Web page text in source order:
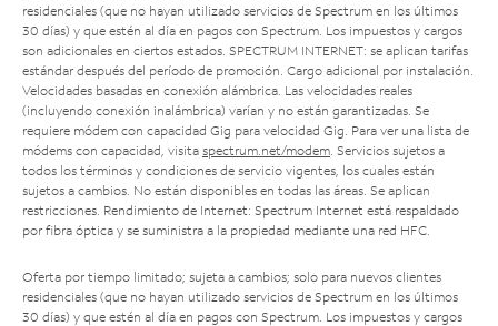
residenciales (que no hayan utilizado servicios de Spectrum en los últimos
30 días) y que estén al día en pagos con Spectrum. Los impuestos y cargos
son adicionales en ciertos estados. SPECTRUM INTERNET: se aplican tarifas
estándar después del período de promoción. Cargo adicional por instalación.
Velocidades basadas en conexión alámbrica. Las velocidades reales
(incluyendo conexión inalámbrica) varían y no están garantizadas. Se
requiere módem con capacidad Gig para velocidad Gig. Para ver una lista de
módems con capacidad, visita spectrum.net/modem . Servicios sujetos a
todos los términos y condiciones de servicio vigentes, los cuales están
sujetos a cambios. No están disponibles en todas las áreas. Se aplican
restricciones. Rendimiento de Internet: Spectrum Internet está respaldado
por fibra óptica y se suministra a la propiedad mediante una red HFC.
Oferta por tiempo limitado; sujeta a cambios; solo para nuevos clientes
residenciales (que no hayan utilizado servicios de Spectrum en los últimos
30 días) y que estén al día en pagos con Spectrum. Los impuestos y cargos